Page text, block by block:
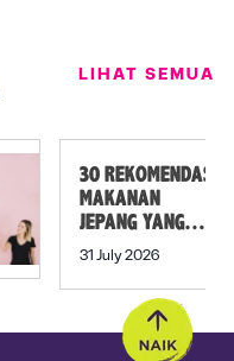
LIHAT SEMUA
30 REKOMENDASI
MAKANAN
JEPANG YANG
MUST TRY SELAIN
31 July 2026